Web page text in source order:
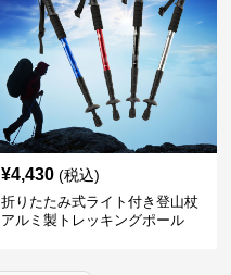
¥4,430 (税込)
折りたたみ式ライト付き登山杖
アルミ製トレッキングポール